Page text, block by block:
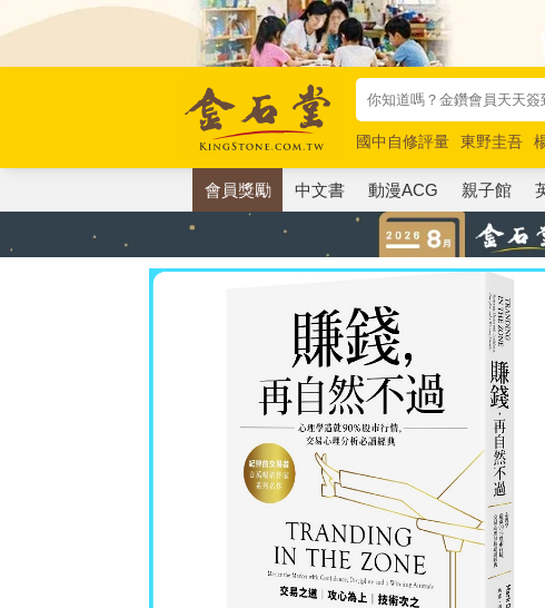
國中自修評量 東野圭吾
唯紅花綻放
奧德賽 路邊
會員獎勵 中文書 動漫ACG 親子館